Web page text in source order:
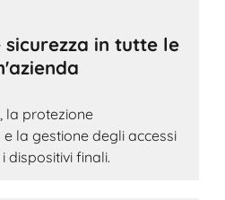
in tutte le
la protezione
la gestione degli accessi
dispositivi finali.